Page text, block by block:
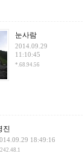
눈사람
2014.09.29
11:10:45
*.68.94.56
진
18:49:16